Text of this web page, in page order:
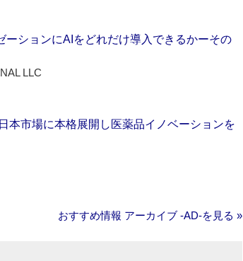
ーションにAIをどれだけ導入できるかーその
LLC
本市場に本格展開し医薬品イノベーションを
おすすめ情報 アーカイブ ‐AD‐を見る »